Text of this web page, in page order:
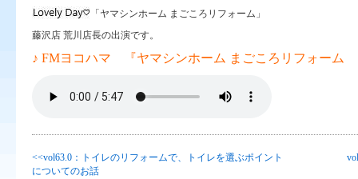
「ヤマシンホーム まごころリフォーム」
藤沢店 荒川店長の出演です。
♪ FMヨコハマ 『ヤマシンホーム まごころリフォー
<<vol63.0：トイレのリフォームで、トイレを選ぶポイント
についてのお話